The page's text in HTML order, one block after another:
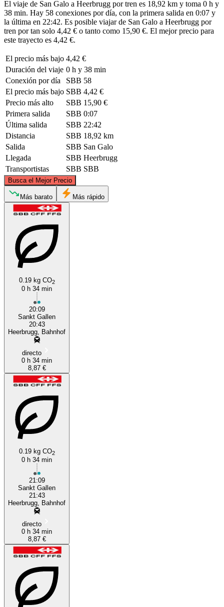
El viaje de San Galo a Heerbrugg por tren es 18,92 km y toma 0 h y
38 min. Hay 58 conexiones por día, con la primera salida en 0:07 y
la última en 22:42. Es posible viajar de San Galo a Heerbrugg por
tren por tan solo 4,42 € o tanto como 15,90 €. El mejor precio para
este trayecto es 4,42 €.
El precio más bajo 4,42 €
Duración del viaje 0 h y 38 min
Conexión por día
SBB 58
El precio más bajo SBB 4,42 €
Precio más alto
SBB 15,90 €
Primera salida
SBB 0:07
Última salida
SBB 22:42
Distancia
SBB 18,92 km
Salida
SBB San Galo
Llegada
SBB Heerbrugg
Transportistas
SBB SBB
Busca el Mejor Precio
St. Gallen
Más barato Más rápido
0.19 kg CO2
0 h 34 min
20:09
Sankt Gallen
20:43
Heerbrugg, Bahnhof
directo
0 h 34 min
8,87 €
0.19 kg CO2
0 h 34 min
21:09
Sankt Gallen
21:43
Heerbrugg, Bahnhof
directo
0 h 34 min
8,87 €